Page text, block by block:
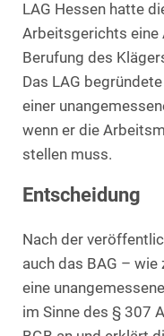
LAG Hessen hatte
Arbeitsgerichts eine
Berufung des
Das LAG
einer
wenn er die
stellen muss.
Entscheidung
Nach der
auch das BAG – wie
eine
im Sinne des § 307